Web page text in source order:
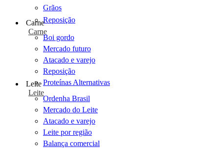
Grãos
Reposição
Carne
Carne
Boi gordo
Mercado futuro
Atacado e varejo
Reposição
Proteínas Alternativas
Leite
Leite
Ordenha Brasil
Mercado do Leite
Atacado e varejo
Leite por região
Balança comercial